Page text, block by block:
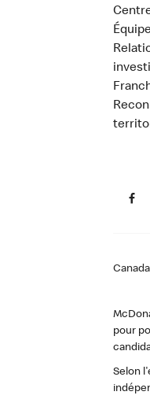
Canada
pour
Selon